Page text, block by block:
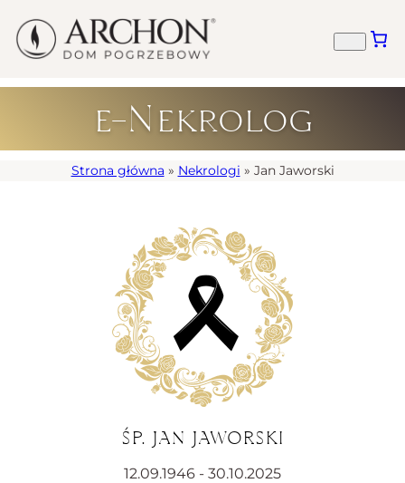
e-Nekrolog
Strona główna » Nekrologi » Jan Jaworski
ŚP. JAN JAWORSKI
12.09.1946 - 30.10.2025